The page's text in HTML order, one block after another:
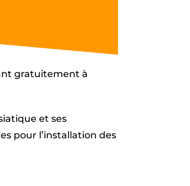
gratuitement à
et ses
pour l’installation des